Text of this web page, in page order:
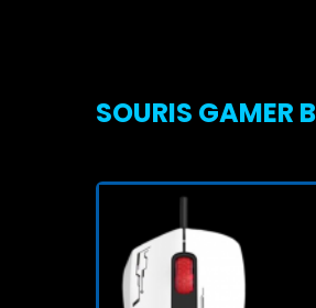
SOURIS GAMER